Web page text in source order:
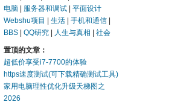
电脑
服务器和调试
平面设计
Webshu项目
生活 手机和通信
BBS
QQ研究 人生与真相 社会
置顶的文章：
超低价享受i7-7700的体验
https速度测试(可下载精确测试工具)
家用电脑理性优化升级天梯图之
2026